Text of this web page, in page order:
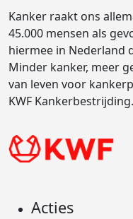
Kanker raakt ons
45.000 mensen als
hiermee in Nederland
Minder kanker, meer
van leven voor
KWF Kankerbestrijding.
Acties